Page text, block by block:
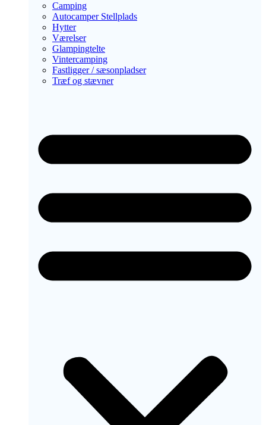
Camping
Autocamper Stellplads
Hytter
Værelser
Glampingtelte
Vintercamping
Fastligger / sæsonpladser
Træf og stævner